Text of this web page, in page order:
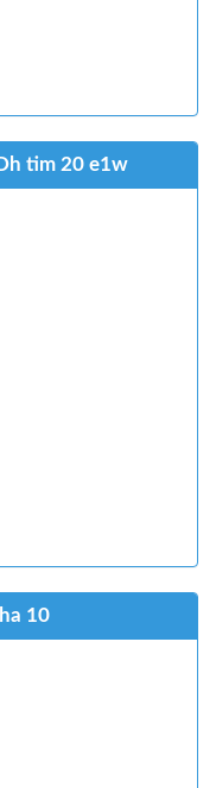
tim 20 e1w
10